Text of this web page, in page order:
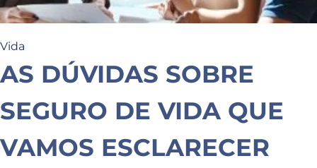
Vida
AS DÚVIDAS SOBRE
SEGURO DE VIDA QUE
VAMOS ESCLARECER